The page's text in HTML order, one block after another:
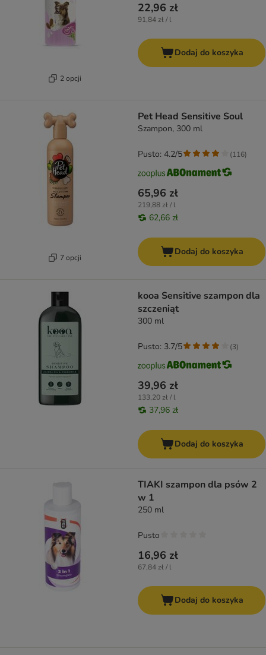
2 opcji
22,96 zł
91,84 zł / l
Dodaj do koszyka
7 opcji
Pet Head Sensitive Soul
Szampon, 300 ml
65,96 zł
219,88 zł / l
62,66 zł
Pusto: 4.2/5 (116)
Dodaj do koszyka
kooa Sensitive szampon dla
szczeniąt
300 ml
39,96 zł
133,20 zł / l
37,96 zł
Pusto: 3.7/5 (3)
Dodaj do koszyka
TIAKI szampon dla psów 2
w 1
250 ml
16,96 zł
67,84 zł / l
Pusto
Dodaj do koszyka